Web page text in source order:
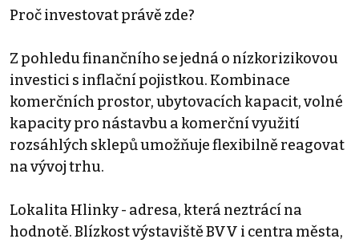
Proč investovat právě zde?
Z pohledu finančního se jedná o nízkorizikovou
investici s inflační pojistkou. Kombinace
komerčních prostor, ubytovacích kapacit, volné
kapacity pro nástavbu a komerční využití
rozsáhlých sklepů umožňuje flexibilně reagovat
na vývoj trhu.
Lokalita Hlinky - adresa, která neztrácí na
hodnotě. Blízkost výstaviště BVV i centra města,